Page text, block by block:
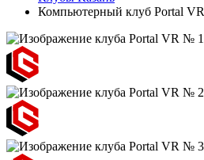
Компьютерный клуб Portal VR